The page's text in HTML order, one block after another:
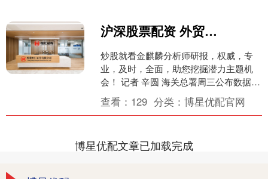
沪深股票配资 外贸展现强大韧性！2025年中国出口同比增长5.5%
炒股就看金麒麟分析师研报，权威，专
业，及时，全面，助您挖掘潜力主题机
会！ 记者 辛圆 海关总署周三公布数据
称，以美元计，2025年12月，中国出口
金额同比增长6....
查看： 129 分类：博星优配官网
博星优配文章已加载完成